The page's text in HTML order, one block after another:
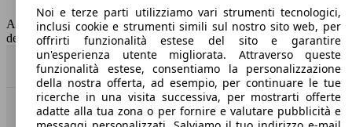
Capacità del serbatoio
52 l
AutoScout24 non si assume alcuna responsabilità per la correttezza
dei dati.
Torna su
Benvenuti su AutoScout24, il mercato auto europeo.
Noi e terze parti utilizziamo vari strumenti tecnologici,
inclusi cookie e strumenti simili sul nostro sito web, per
offrirti funzionalità estese del sito e garantire
un'esperienza utente migliorata. Attraverso queste
funzionalità estese, consentiamo la personalizzazione
della nostra offerta, ad esempio, per continuare le tue
ricerche in una visita successiva, per mostrarti offerte
adatte alla tua zona o per fornire e valutare pubblicità e